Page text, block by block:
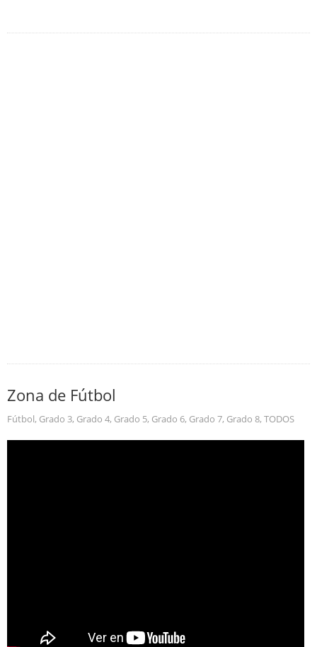
Zona de Fútbol
Fútbol, Grado 3, Grado 4, Grado 5, Grado 6, Grado 7, Grado 8, TODOS